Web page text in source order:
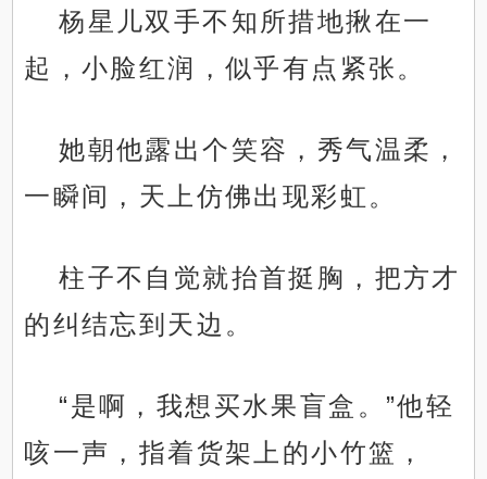
杨星儿双手不知所措地揪在一
起，小脸红润，似乎有点紧张。
她朝他露出个笑容，秀气温柔，
一瞬间，天上仿佛出现彩虹。
柱子不自觉就抬首挺胸，把方才
的纠结忘到天边。
“是啊，我想买水果盲盒。”他轻
咳一声，指着货架上的小竹篮，